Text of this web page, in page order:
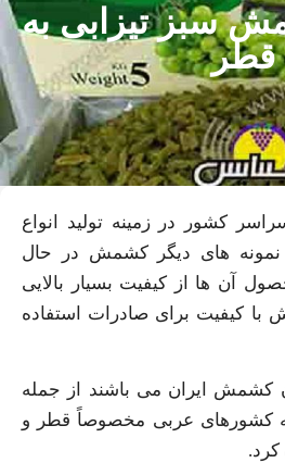
سبز تیزابی به
قطر
کشور در زمینه تولید انواع
های دیگر کشمش در حال
آن ها از کیفیت بسیار بالایی
کیفیت برای صادرات استفاده
کشمش ایران می باشند از جمله
کشورهای عربی مخصوصاً قطر و
کرد.